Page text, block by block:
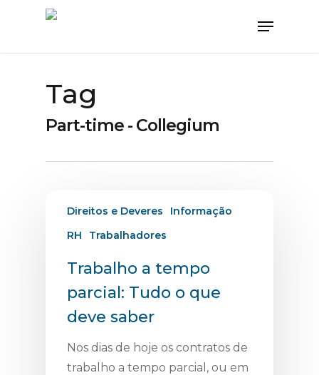
Tag
Part-time - Collegium
Direitos e Deveres
Informação
RH
Trabalhadores
Trabalho a tempo
parcial: Tudo o que
deve saber
Nos dias de hoje os contratos de
trabalho a tempo parcial, ou em